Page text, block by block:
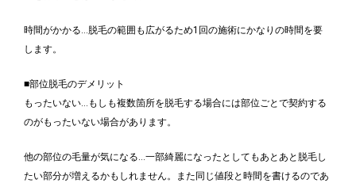
時間がかかる…脱毛の範囲も広がるため1回の施術にかなりの時間を要
します。
■部位脱毛のデメリット
もったいない…もしも複数箇所を脱毛する場合には部位ごとで契約する
のがもったいない場合があります。
他の部位の毛量が気になる…一部綺麗になったとしてもあとあと脱毛し
たい部分が増えるかもしれません。また同じ値段と時間を書けるのであ